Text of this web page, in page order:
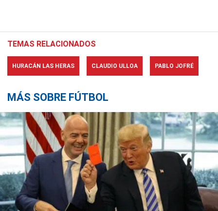
TEMAS RELACIONADOS
HURACÁN LAS HERAS CLAUDIO ULLOA PABLO JOFRÉ
MÁS SOBRE FÚTBOL